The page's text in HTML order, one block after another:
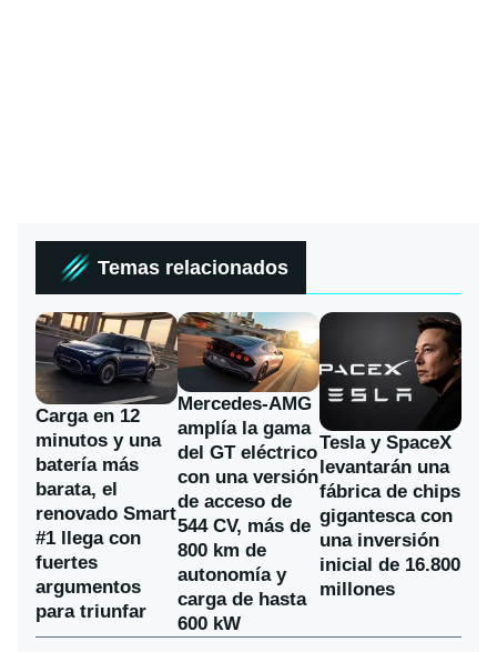
Temas relacionados
Carga en 12
minutos y una
batería más
barata, el
renovado Smart
#1 llega con
fuertes
argumentos
para triunfar
Mercedes-AMG
amplía la gama
del GT eléctrico
con una versión
de acceso de
544 CV, más de
800 km de
autonomía y
carga de hasta
600 kW
Tesla y SpaceX
levantarán una
fábrica de chips
gigantesca con
una inversión
inicial de 16.800
millones